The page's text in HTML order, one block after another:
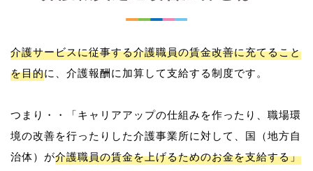
介護サービスに従事する介護職員の賃金改善に充てること
を目的に、介護報酬に加算して支給する制度です。
つまり・・「キャリアアップの仕組みを作ったり、職場環
境の改善を行ったりした介護事業所に対して、国（地方自
治体）が介護職員の賃金を上げるためのお金を支給する」